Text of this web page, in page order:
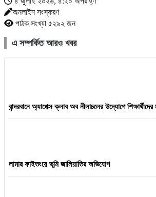
অনলাইন সংস্করণ
পাঠক সংখ্যা ৫২৯২ জন
এ সম্পর্কিত আরও খবর
বান্দরবানে অ্যাপেক্স ক্লাব অব নীলাচলের উদ্যোগে
লামার ফাইতংয়ে ভূমি জালিয়াতির অভিযোগ